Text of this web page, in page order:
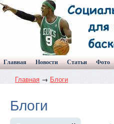
Главная Новости Статьи Фото
Главная → Блоги
Блоги